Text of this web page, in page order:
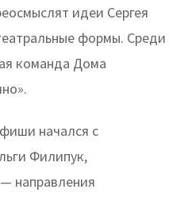
идеи Сергея
формы. Среди
команда Дома
начался с
Филипук,
направления